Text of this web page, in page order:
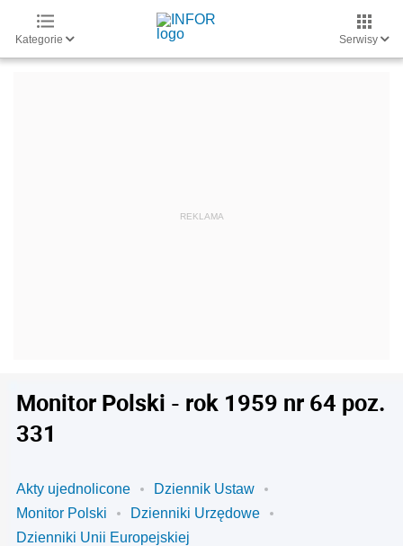
Kategorie Serwisy
Monitor Polski - rok 1959 nr 64 poz.
331
Akty ujednolicone
Dziennik Ustaw
Monitor Polski
Dzienniki Urzędowe
Dzienniki Unii Europejskiej